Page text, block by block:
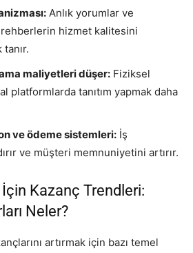
Anlık yorumlar ve
hizmet kalitesini
tanır.
maliyetleri düşer: Fiziksel
platformlarda tanıtım yapmak daha
ve ödeme sistemleri: İş
ve müşteri memnuniyetini artırır.
Kazanç Trendleri:
Neler?
artırmak için bazı temel